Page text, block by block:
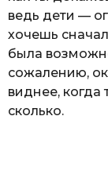
ведь дети —
хочешь
была
сожалению,
виднее, когда
сколько.